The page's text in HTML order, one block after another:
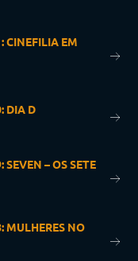
CINEFILIA EM
DIA D
– OS SETE
MULHERES NO